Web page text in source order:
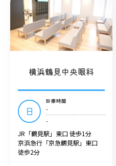
横浜鶴見中央眼科
日
診療時間
-
-
JR「鶴見駅」東口 徒歩1分
京浜急行「京急鶴見駅」東口
徒歩2分